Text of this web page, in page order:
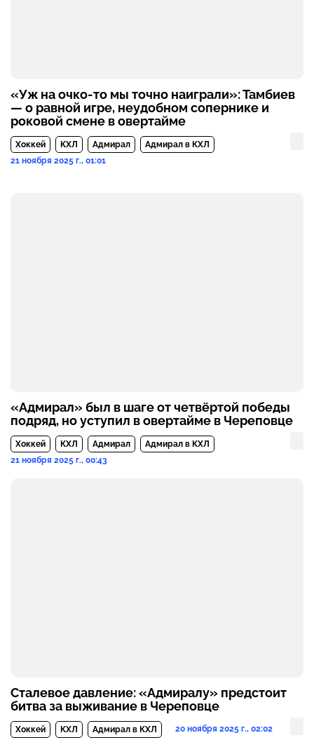
«Уж на очко-то мы точно наиграли»: Тамбиев
— о равной игре, неудобном сопернике и
роковой смене в овертайме
Хоккей КХЛ Адмирал
Адмирал в КХЛ
21 ноября 2025 г., 01:01
«Адмирал» был в шаге от четвёртой победы
подряд, но уступил в овертайме в Череповце
Хоккей КХЛ Адмирал
Адмирал в КХЛ
21 ноября 2025 г., 00:43
Сталевое давление: «Адмиралу» предстоит
битва за выживание в Череповце
Хоккей КХЛ Адмирал в КХЛ 20 ноября 2025 г., 02:02